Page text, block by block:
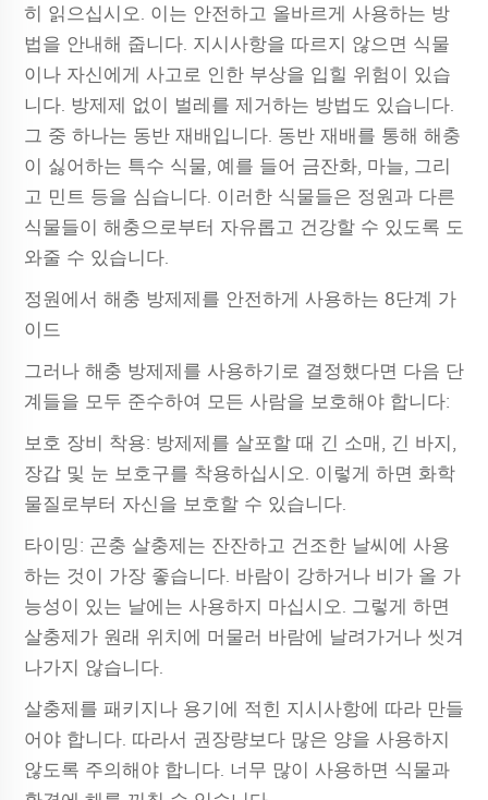
히 읽으십시오. 이는 안전하고 올바르게 사용하는 방
법을 안내해 줍니다. 지시사항을 따르지 않으면 식물
이나 자신에게 사고로 인한 부상을 입힐 위험이 있습
니다. 방제제 없이 벌레를 제거하는 방법도 있습니다.
그 중 하나는 동반 재배입니다. 동반 재배를 통해 해충
이 싫어하는 특수 식물, 예를 들어 금잔화, 마늘, 그리
고 민트 등을 심습니다. 이러한 식물들은 정원과 다른
식물들이 해충으로부터 자유롭고 건강할 수 있도록 도
와줄 수 있습니다.
정원에서 해충 방제제를 안전하게 사용하는 8단계 가
이드
그러나 해충 방제제를 사용하기로 결정했다면 다음 단
계들을 모두 준수하여 모든 사람을 보호해야 합니다:
보호 장비 착용: 방제제를 살포할 때 긴 소매, 긴 바지,
장갑 및 눈 보호구를 착용하십시오. 이렇게 하면 화학
물질로부터 자신을 보호할 수 있습니다.
타이밍: 곤충 살충제는 잔잔하고 건조한 날씨에 사용
하는 것이 가장 좋습니다. 바람이 강하거나 비가 올 가
능성이 있는 날에는 사용하지 마십시오. 그렇게 하면
살충제가 원래 위치에 머물러 바람에 날려가거나 씻겨
나가지 않습니다.
살충제를 패키지나 용기에 적힌 지시사항에 따라 만들
어야 합니다. 따라서 권장량보다 많은 양을 사용하지
않도록 주의해야 합니다. 너무 많이 사용하면 식물과